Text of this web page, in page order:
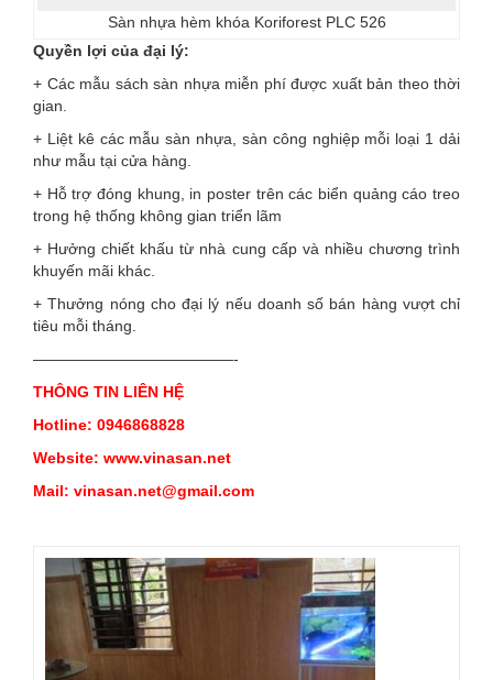
Sàn nhựa hèm khóa Koriforest PLC 526
Quyền lợi của đại lý:
+ Các mẫu sách sàn nhựa miễn phí được xuất bản theo thời
gian.
+ Liệt kê các mẫu sàn nhựa, sàn công nghiệp mỗi loại 1 dải
như mẫu tại cửa hàng.
+ Hỗ trợ đóng khung, in poster trên các biển quảng cáo treo
trong hệ thống không gian triển lãm
+ Hưởng chiết khấu từ nhà cung cấp và nhiều chương trình
khuyến mãi khác.
+ Thưởng nóng cho đại lý nếu doanh số bán hàng vượt chỉ
tiêu mỗi tháng.
—————————————-
THÔNG TIN LIÊN HỆ
Hotline: 0946868828
Website: www.vinasan.net
Mail: vinasan.net@gmail.com